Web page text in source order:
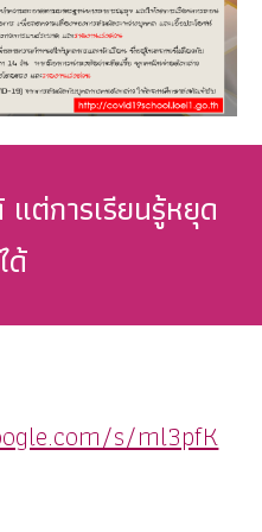
แต่การเรียนรู้หยุด
ด้
s/ml3pfK